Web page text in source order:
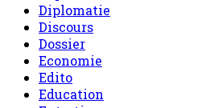
Diplomatie
Discours
Dossier
Economie
Edito
Education